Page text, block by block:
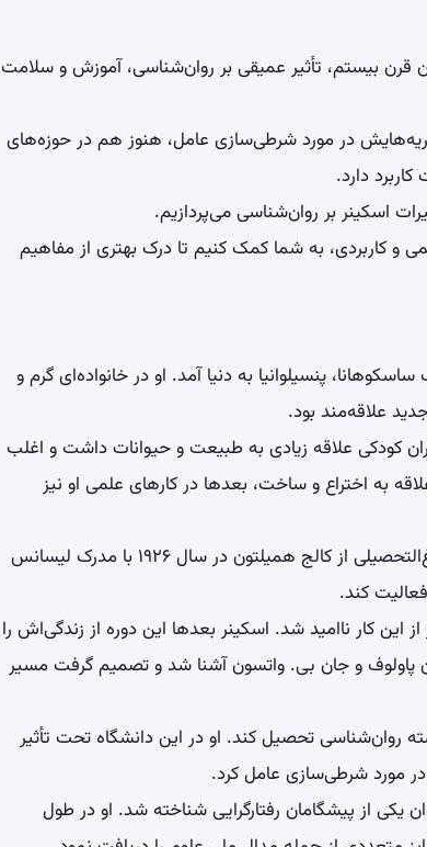
قرن بیستم، تأثیر عمیقی بر روان‌شناسی، آموزش و سلامت
در مورد شرطی‌سازی عامل، هنوز هم در حوزه‌های
دارد.
اسکینر بر روان‌شناسی می‌پردازیم.
و کاربردی، به شما کمک کنیم تا درک بهتری از مفاهیم
۲۰ مارس ۱۹۰۴ در شهر کوچک ساسکوهانا، پنسیلوانیا به دنیا آمد. او در خانواده‌ای گرم و
علاقه‌مند بود.
کودکی علاقه زیادی به طبیعت و حیوانات داشت و اغلب
به اختراع و ساخت، بعدها در کارهای علمی او نیز
اسکینر در ابتدا قصد داشت نویسنده شود و پس از فارغ‌التحصیلی از کالج همیلتون در سال ۱۹۲۶ با مدرک لیسانس
کند.
این کار ناامید شد. اسکینر بعدها این دوره از زندگی‌اش را
پاولوف و جان بی. واتسون آشنا شد و تصمیم گرفت مسیر
در رشته روان‌شناسی تحصیل کند. او در این دانشگاه تحت تأثیر
مورد شرطی‌سازی عامل کرد.
و به عنوان یکی از پیشگامان رفتارگرایی شناخته شد. او در طول